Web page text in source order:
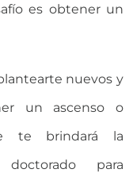
es obtener un
nuevos y
un ascenso o
te brindará la
para